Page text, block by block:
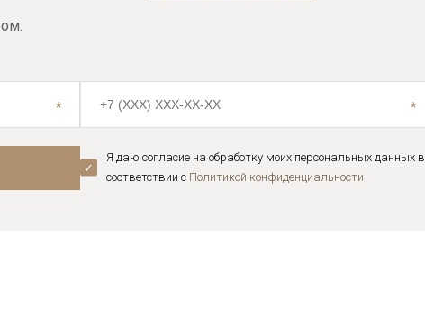
Я даю согласие на обработку моих персональных данных в
соответствии с Политикой конфиденциальноcти